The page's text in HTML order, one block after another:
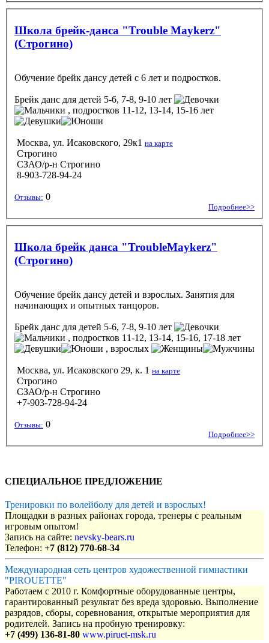
Школа брейк-данса "Trouble Maykerz"
(Строгино)
Обучение брейк дансу детей с 6 лет и подростков.
Брейк данс для детей 5-6, 7-8, 9-10 лет
, подростков 11-12, 13-14, 15-16 лет
Москва, ул. Исаковского, 29к1 на карте
Строгино
СЗАО/р-н Строгино
8-903-728-94-24
Отзывы: 0
Подробнее>>
Школа брейк данса "TroubleMaykerz"
(Строгино)
Обучение брейк дансу детей и взрослых. Занятия для
начинающих и опытных танцоров.
Брейк данс для детей 5-6, 7-8, 9-10 лет
, подростков 11-12, 13-14, 15-16, 17-18 лет
, взрослых
Москва, ул. Исаковского 29, к. 1 на карте
Строгино
СЗАО/р-н Строгино
+7-903-728-94-24
Отзывы: 0
Подробнее>>
СПЕЦИАЛЬНОЕ ПРЕДЛОЖЕНИЕ
Тренировки по волейболу для детей и взрослых!
Площадки в разных районах города, тренеры с реальным
игровым опытом!
Запись на сайте: nevsky-bears.ru
Телефон: +7 (812) 770-68-34
Международная сеть центров художественной гимнастики
"PIROUETTE"
Работаем с 2010 г. Комфортные оборудованные центры,
гарантированный результат без вреда здоровью. Выполнение
разрядов, сборы, соревнования, открытые мероприятия для
родителей. Запись на пробную тренировку:
+7 (499) 136-81-80 www.piruet-msk.ru